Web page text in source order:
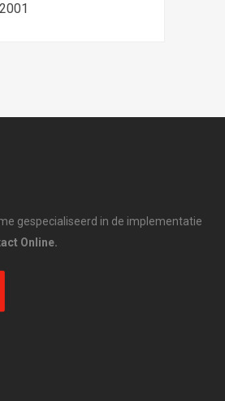
gespecialiseerd in de implementatie
Online.